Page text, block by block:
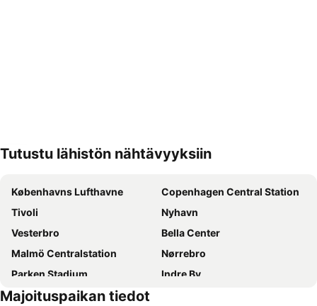
Tutustu lähistön nähtävyyksiin
Københavns Lufthavne
Copenhagen Central Station
Tivoli
Nyhavn
Vesterbro
Bella Center
Malmö Centralstation
Nørrebro
Parken Stadium
Indre By
Nørreport station
Majoituspaikan tiedot